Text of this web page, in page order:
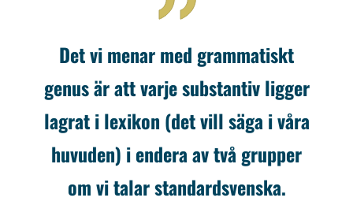
Det vi menar med grammatiskt
genus är att varje substantiv ligger
lagrat i lexikon (det vill säga i våra
huvuden) i endera av två grupper
om vi talar standardsvenska.